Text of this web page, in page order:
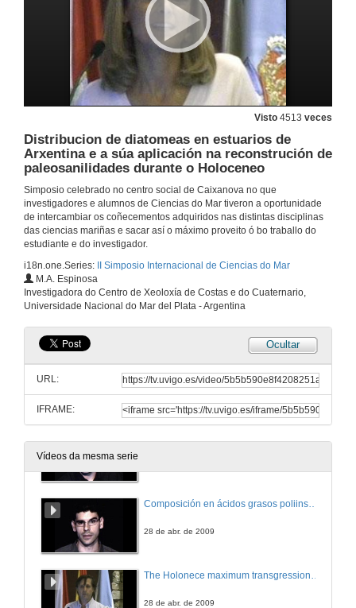
Visto 4513 veces
Distribucion de diatomeas en estuarios de
Arxentina e a súa aplicación na reconstrución de
paleosanilidades durante o Holoceneo
Simposio celebrado no centro social de Caixanova no que
investigadores e alumnos de Ciencias do Mar tiveron a oportunidade
de intercambiar os coñecementos adquiridos nas distintas disciplinas
das ciencias mariñas e sacar así o máximo proveito ó bo traballo do
estudiante e do investigador.
i18n.one.Series:
II Simposio Internacional de Ciencias do Mar
M.A. Espinosa
Investigadora do Centro de Xeoloxía de Costas e do Cuaternario,
Universidade Nacional do Mar del Plata - Argentina
Ocultar
URL:
IFRAME:
Vídeos da mesma serie
28 de abr. de 2009
Presentación
28 de abr. de 2009
Quenda de preguntas
28 de abr. de 2009
28 de abr. de 2009
Composición en ácidos grasos poliinsaturados Omega-3 da merluza de Namibia e a súa relación coa saúde
28 de abr. de 2009
28 de abr. de 2009